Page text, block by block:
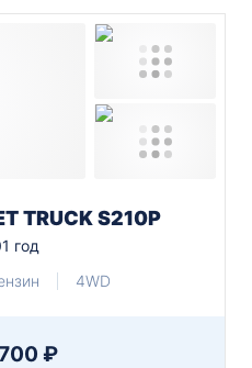
TRUCK S210P
год
4WD
₽